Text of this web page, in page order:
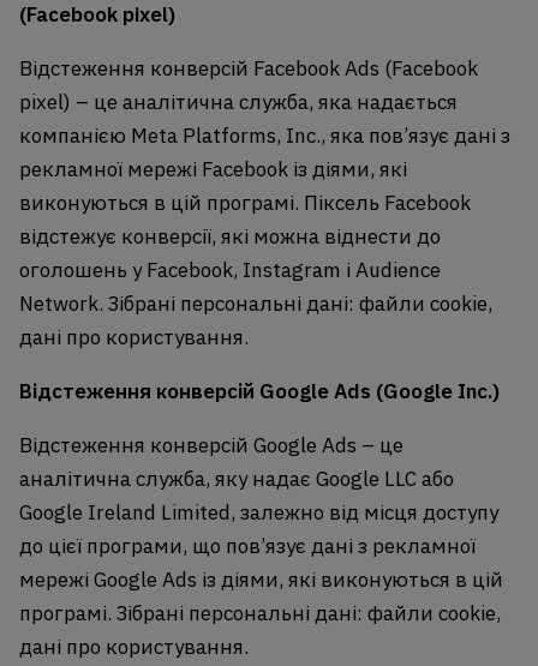
(Facebook pixel)
Відстеження конверсій Facebook Ads (Facebook
pixel) – це аналітична служба, яка надається
компанією Meta Platforms, Inc., яка пов’язує дані з
рекламної мережі Facebook із діями, які
виконуються в цій програмі. Піксель Facebook
відстежує конверсії, які можна віднести до
оголошень у Facebook, Instagram і Audience
Network. Зібрані персональні дані: файли cookie,
дані про користування.
Відстеження конверсій Google Ads (Google Inc.)
Відстеження конверсій Google Ads – це
аналітична служба, яку надає Google LLC або
Google Ireland Limited, залежно від місця доступу
до цієї програми, що пов’язує дані з рекламної
мережі Google Ads із діями, які виконуються в цій
програмі. Зібрані персональні дані: файли cookie,
дані про користування.